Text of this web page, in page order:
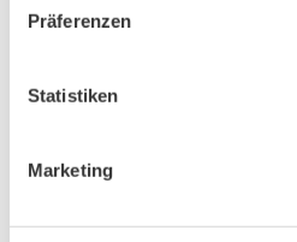
Präferenzen
Statistiken
Marketing